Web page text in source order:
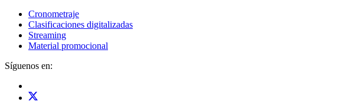
Cronometraje
Clasificaciones digitalizadas
Streaming
Material promocional
Síguenos en: